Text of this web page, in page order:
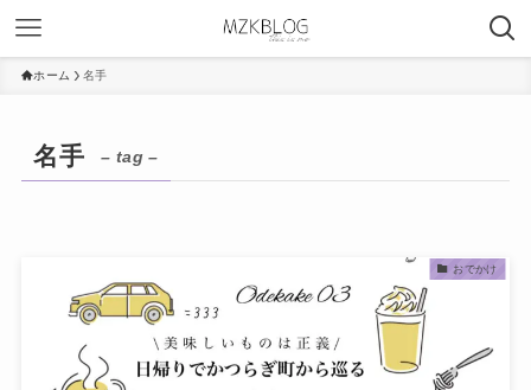
ホーム 名手
名手 – tag –
おでかけ